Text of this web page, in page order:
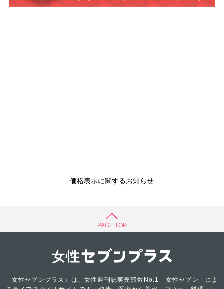
価格表示に関するお知らせ
PAGE TOP
「女性セブンプラス」は、女性週刊誌実売部数No.1「女性セブン」によ